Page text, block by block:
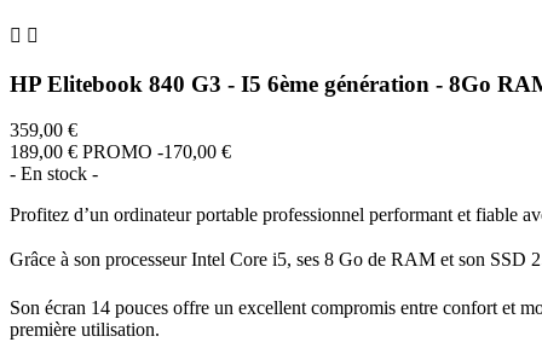
 
HP Elitebook 840 G3 - I5 6ème génération - 8Go
359,00 €
189,00 € PROMO -170,00 €
- En stock -
Profitez d’un ordinateur portable professionnel performant et fiable
Grâce à son processeur Intel Core i5, ses 8 Go de RAM et son SSD
Son écran 14 pouces offre un excellent compromis entre confort et
première utilisation.